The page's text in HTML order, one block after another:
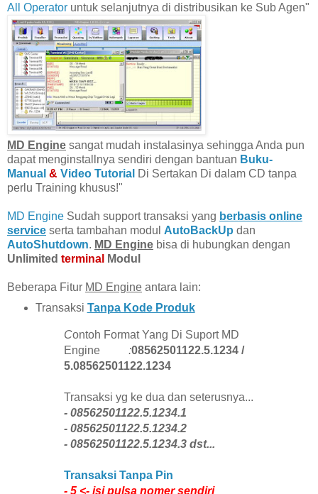
All Operator untuk selanjutnya di distribusikan ke Sub Agen"
MD Engine sangat mudah instalasinya sehingga Anda pun
dapat menginstallnya sendiri dengan bantuan Buku-
Manual & Video Tutorial Di Sertakan Di dalam CD tanpa
perlu Training khusus!"
MD Engine Sudah support transaksi yang berbasis online
service serta tambahan modul AutoBackUp dan
AutoShutdown. MD Engine bisa di hubungkan dengan
Unlimited terminal Modul
Beberapa Fitur MD Engine antara lain:
Transaksi Tanpa Kode Produk
Contoh Format Yang Di Suport MD
Engine :08562501122.5.1234 /
5.08562501122.1234
Transaksi yg ke dua dan seterusnya...
- 08562501122.5.1234.1
- 08562501122.5.1234.2
- 08562501122.5.1234.3 dst...
Transaksi Tanpa Pin
- 5 <- isi pulsa nomer sendiri